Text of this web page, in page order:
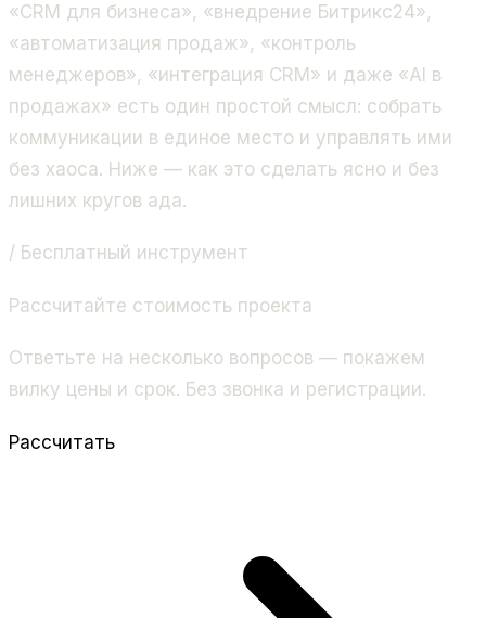
«CRM для бизнеса», «внедрение Битрикс24»,
«автоматизация продаж», «контроль
менеджеров», «интеграция CRM» и даже «AI в
продажах» есть один простой смысл: собрать
коммуникации в единое место и управлять ими
без хаоса. Ниже — как это сделать ясно и без
лишних кругов ада.
/ Бесплатный инструмент
Рассчитайте стоимость проекта
Ответьте на несколько вопросов — покажем
вилку цены и срок. Без звонка и регистрации.
Рассчитать